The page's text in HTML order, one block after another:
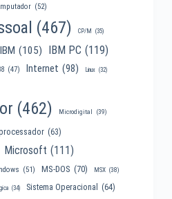
(52)
(467) CP/M (35)
IBM (105) IBM PC (119)
(47) Internet (98) Linux (32)
(462) Microdigital (39)
(63)
Microsoft (111)
(51) MS-DOS (70) MSX (38)
(34) Sistema Operacional (64)